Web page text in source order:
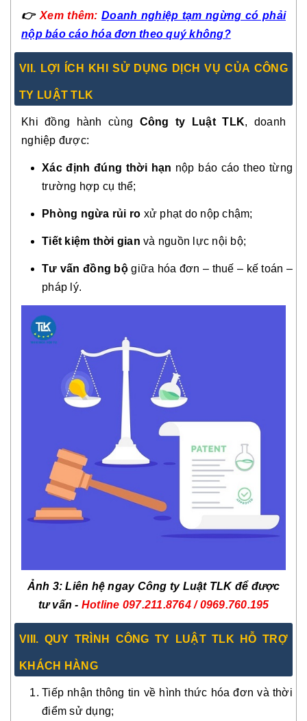
👉 Xem thêm:Doanh nghiệp tạm ngừng có phải
nộp báo cáo hóa đơn theo quý không?
VII. LỢI ÍCH KHI SỬ DỤNG DỊCH VỤ CỦA CÔNG
TY LUẬT TLK
Khi đồng hành cùng Công ty Luật TLK, doanh
nghiệp được:
Xác định đúng thời hạn nộp báo cáo theo từng
trường hợp cụ thể;
Phòng ngừa rủi ro xử phạt do nộp chậm;
Tiết kiệm thời gian và nguồn lực nội bộ;
Tư vấn đồng bộgiữa hóa đơn – thuế – kế toán –
pháp lý.
Ảnh 3: Liên hệ ngay Công ty Luật TLK để được
tư vấn - Hotline 097.211.8764 / 0969.760.195
VIII. QUY TRÌNH CÔNG TY LUẬT TLK HỖ TRỢ
KHÁCH HÀNG
Tiếp nhận thông tin về hình thức hóa đơn và thời
điểm sử dụng;